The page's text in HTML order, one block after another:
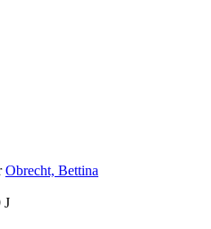
Obrecht, Bettina
J